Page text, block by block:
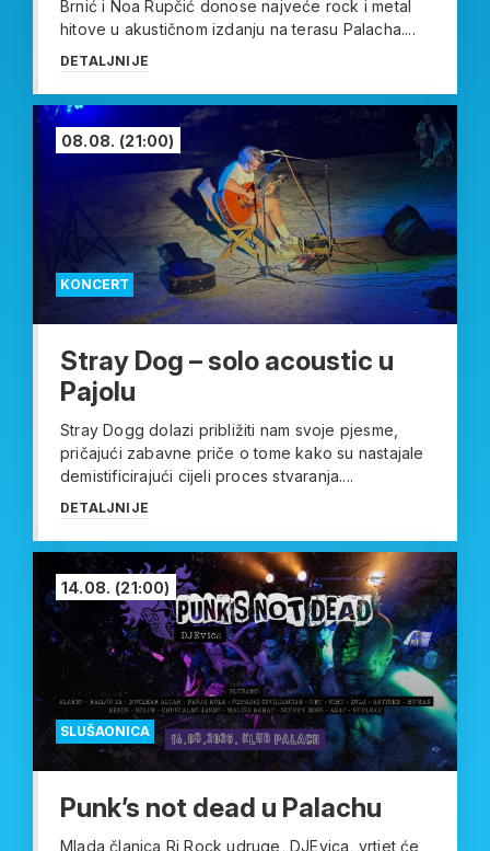
Brnić i Noa Rupčić donose najveće rock i metal
hitove u akustičnom izdanju na terasu Palacha....
DETALJNIJE
KONCERT
08.08. (21:00)
Stray Dog – solo acoustic u
Pajolu
Stray Dogg dolazi približiti nam svoje pjesme,
pričajući zabavne priče o tome kako su nastajale
demistificirajući cijeli proces stvaranja....
DETALJNIJE
SLUŠAONICA
14.08. (21:00)
Punk’s not dead u Palachu
Mlada članica Ri Rock udruge, DJEvica, vrtjet će